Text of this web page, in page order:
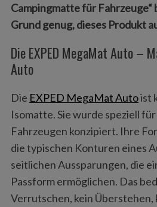
Campingmatte für Fahrzeuge“
Grund genug, dieses Produkt
Die EXPED MegaMat Auto –
Auto
Die EXPED MegaMat Autoist
Isomatte. Sie wurde speziell
Fahrzeugen konzipiert. Ihre
die typischen Konturen eines
seitlichen Aussparungen, die
Passform ermöglichen. Das
Verrutschen, kein